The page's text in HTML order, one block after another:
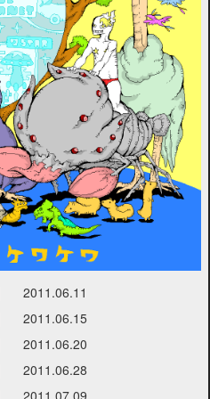
2011.06.11
2011.06.15
2011.06.20
2011.06.28